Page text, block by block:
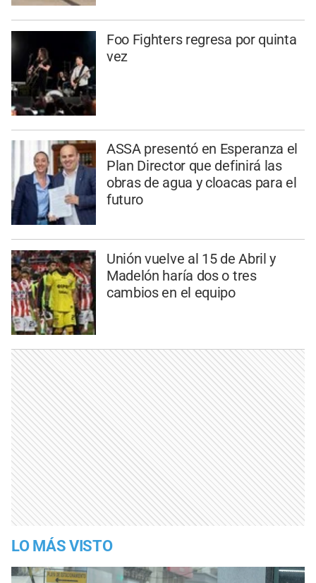
Foo Fighters regresa por quinta
vez
ASSA presentó en Esperanza el
Plan Director que definirá las
obras de agua y cloacas para el
futuro
Unión vuelve al 15 de Abril y
Madelón haría dos o tres
cambios en el equipo
LO MÁS VISTO